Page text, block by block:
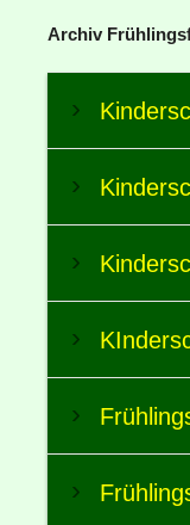
Archiv